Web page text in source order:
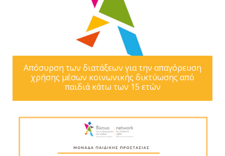
Απόσυρση των διατάξεων για την απαγόρευση
χρήσης μέσων κοινωνικής δικτύωσης από
παιδιά κάτω των 15 ετών